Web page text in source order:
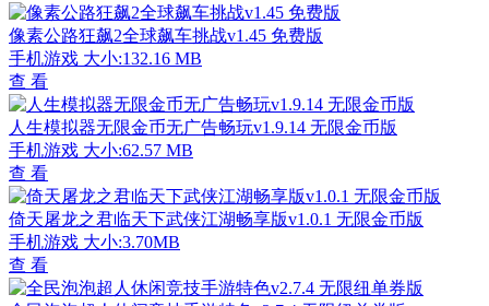
像素公路狂飙2全球飙车挑战v1.45 免费版
手机游戏 大小:132.16 MB
查 看
人生模拟器无限金币无广告畅玩v1.9.14 无限金币版
手机游戏 大小:62.57 MB
查 看
倚天屠龙之君临天下武侠江湖畅享版v1.0.1 无限金币版
手机游戏 大小:3.70MB
查 看